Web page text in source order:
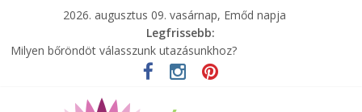
2026. augusztus 09. vasárnap, Emőd napja
Legfrissebb:
Milyen bőröndöt válasszunk utazásunkhoz?
Elérhető zöld energia mindenki számára
Különleges tömörfa ládák Indiából